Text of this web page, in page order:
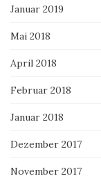
Januar 2019
Mai 2018
April 2018
Februar 2018
Januar 2018
Dezember 2017
November 2017